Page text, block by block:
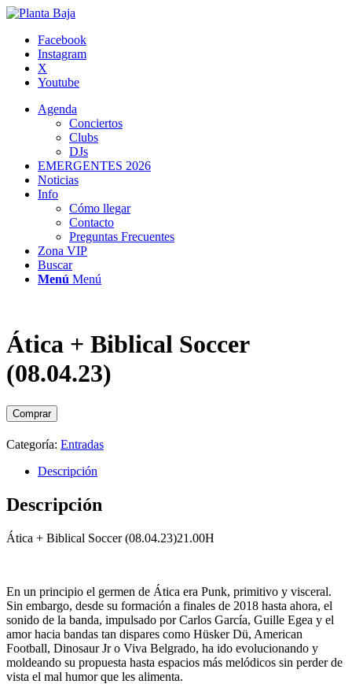
Facebook
Instagram
X
Youtube
Agenda
Conciertos
Clubs
DJs
EMERGENTES 2026
Noticias
Info
Cómo llegar
Contacto
Preguntas Frecuentes
Zona VIP
Buscar
Menú Menú
Ática + Biblical Soccer
(08.04.23)
Comprar
Categoría: Entradas
Descripción
Descripción
Ática + Biblical Soccer (08.04.23)21.00H
En un principio el germen de Ática era Punk, primitivo y visceral.
Sin embargo, desde su formación a finales de 2018 hasta ahora, el
sonido de la banda, impulsado por Carlos García, Guille Egea y el
amor hacia bandas tan dispares como Hüsker Dü, American
Football, Dinosaur Jr o Viva Belgrado, ha ido evolucionando y
moldeando su propuesta hasta espacios más melódicos sin perder de
vista el mal humor que les alimenta.